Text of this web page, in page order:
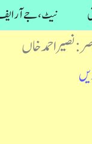
نیٹ، جے آر
: نصیر احمد خاں